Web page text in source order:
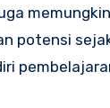
potensi